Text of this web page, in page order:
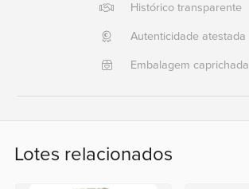
+55
21
Fale
conosco
Histórico transparente
Autenticidade atestada
Embalagem caprichada
Lotes relacionados